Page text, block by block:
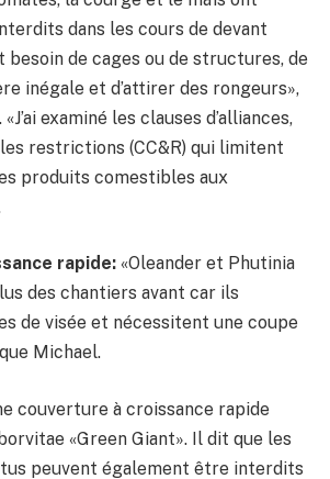
dans les cours de devant
besoin de cages ou de structures, de
inégale et d’attirer des rongeurs»,
examiné les clauses d’alliances,
restrictions (CC&R) qui limitent
produits comestibles aux
rapide: «Oleander et Phutinia
des chantiers avant car ils
de visée et nécessitent une coupe
Michael.
couverture à croissance rapide
«Green Giant». Il dit que les
peuvent également être interdits